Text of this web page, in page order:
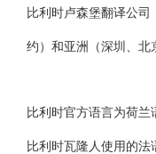
比利时卢森堡翻译公
约）和亚洲（深圳、北
比利时官方语言为荷兰
比利时瓦隆人使用的